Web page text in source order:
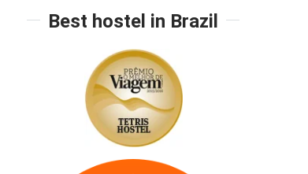
Best hostel in Brazil